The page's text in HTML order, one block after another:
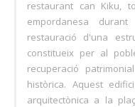
restaurant can Kiku,
empordanesa
restauració d'una
constitueix per al
recuperació
històrica. Aquest
arquitectònica a la